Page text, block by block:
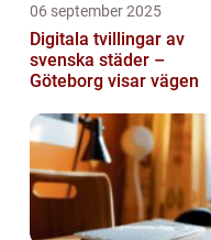
06 september 2025
Digitala tvillingar av
svenska städer –
Göteborg visar vägen